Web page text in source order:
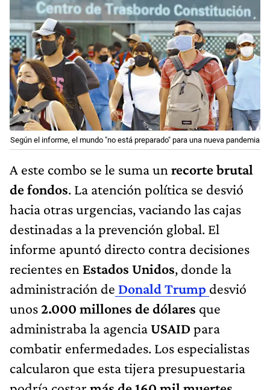
Según el informe, el mundo "no está preparado" para una nueva pandemia
A este combo se le suma un recorte brutal
de fondos. La atención política se desvió
hacia otras urgencias, vaciando las cajas
destinadas a la prevención global. El
informe apuntó directo contra decisiones
recientes en Estados Unidos, donde la
administración de Donald Trump desvió
unos2.000 millones de dólares que
administraba la agenciaUSAIDpara
combatir enfermedades. Los especialistas
calcularon que esta tijera presupuestaria